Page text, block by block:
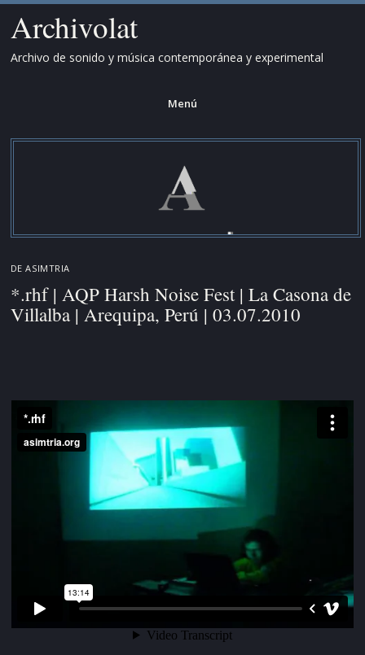
Archivolat
Archivo de sonido y música contemporánea y experimental
Menú
Saltar
DEASIMTRIA
*.rhf | AQP Harsh Noise Fest | La Casona de
Villalba | Arequipa, Perú | 03.07.2010